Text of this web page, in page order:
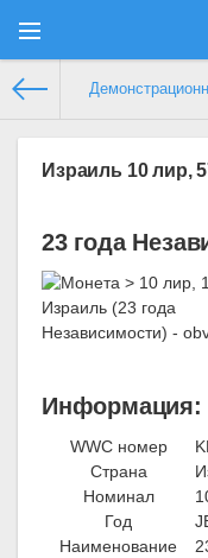
Израиль 10 лир,
23 года
Информация:
WWC номер
Страна
Номинал
Год
Наименование